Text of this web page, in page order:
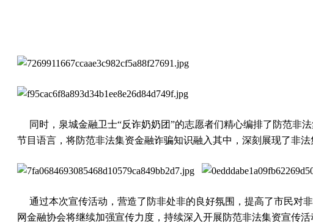
同时，泉城金融卫士“反诈奶奶团”的志愿者们精心编排了防范非
节目语言， 将防范非法集资金融诈骗知识融入其中 ，深刻展现了非
通过本次宣传活动，营造了防非处非的良好氛围，提高了市民对
网金融协会将继续加强宣传力度，持续深入开展防范非法集资宣传